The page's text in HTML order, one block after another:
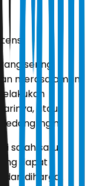
sering
merasa aman
atau
ingin.
salah satu
dapat
dihargai.